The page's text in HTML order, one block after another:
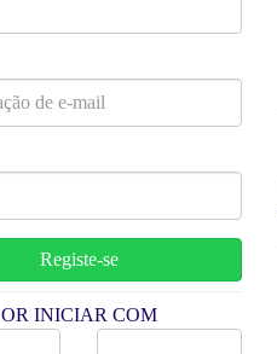
OR INICIAR COM